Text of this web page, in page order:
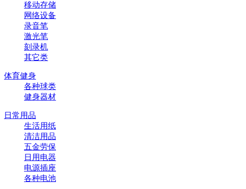
移动存储
网络设备
录音笔
激光笔
刻录机
其它类
体育健身
各种球类
健身器材
日常用品
生活用纸
清洁用品
五金劳保
日用电器
电源插座
各种电池